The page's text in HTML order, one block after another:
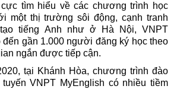
tìm hiểu về các chương trình học
một thị trường sôi động, cạnh tranh
tiếng Anh như ở Hà Nội, VNPT
đến gần 1.000 người đăng ký học theo
ngắn được tiếp cận.
tại Khánh Hòa, chương trình đào
VNPT MyEnglish có nhiều tiềm